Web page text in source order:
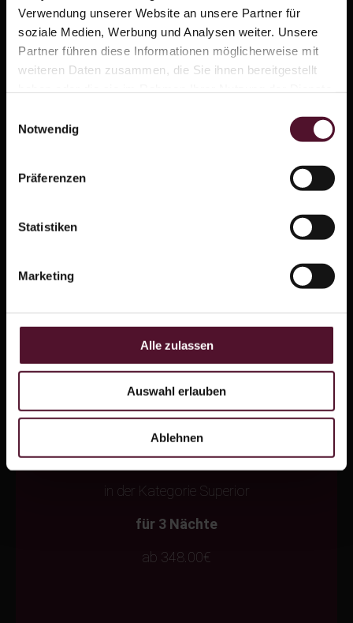
Verwendung unserer Website an unsere Partner für
soziale Medien, Werbung und Analysen weiter. Unsere
Partner führen diese Informationen möglicherweise mit
weiteren Daten zusammen, die Sie ihnen bereitgestellt
Notwendig
Präferenzen
Statistiken
Marketing
Alle zulassen
Auswahl erlauben
Ablehnen
So wird Ihr Aufenthalt zu einer unvergesslichen Reise
durch die Pfalz und darüber hinaus.
Bitte beachten Sie
, dass unsere Hotel-Arrangements
Sonderpreisen oder anderen Rabattaktionen buchbar
buchen:
Fronleichnam
Pfingsten im WeinHotel
Preise pro Person im Doppelzimmer
in der Kategorie Superior
für 3 Nächte
ab 348.00€